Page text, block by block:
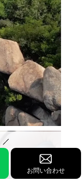
お問い合わせ